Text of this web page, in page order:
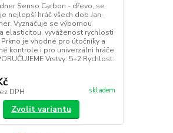
Senso Carbon - dřevo, se
nejlepší hráč všech dob Jan-
Vyznačuje se výbornou
elasticitou, vyváženost rychlosti
je vhodné pro útočníky a
kontrole i pro univerzálni hráče.
Vrstvy: 5+2 Rychlost:
DPH skladem
Zvolit variantu